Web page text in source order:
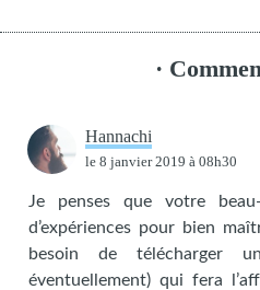
·
Hannachi
le 8 janvier 2019 à 08h30
Je penses que votre
d’expériences pour bien
besoin de télécharger
éventuellement) qui fera